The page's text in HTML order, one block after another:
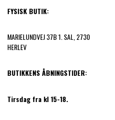
FYSISK BUTIK:
MARIELUNDVEJ 37B 1. SAL, 2730
HERLEV
BUTIKKENS ÅBNINGSTIDER:
Tirsdag fra kl 15-18.